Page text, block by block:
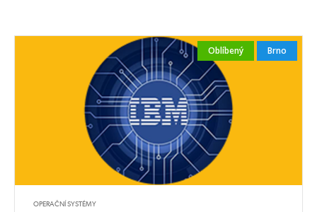
Oblíbený Brno
OPERAČNÍ SYSTÉMY